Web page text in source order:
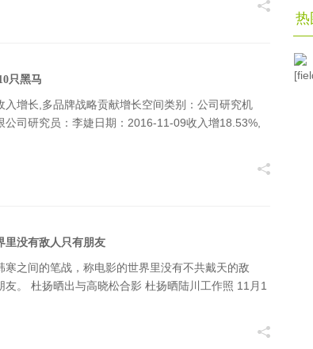
只黑马
入增长,多品牌战略贡献增长空间类别：公司研究机
公司研究员：李婕日期：2016-11-09收入增18.53%,
里没有敌人只有朋友
寒之间的笔战，称电影的世界里没有不共戴天的敌
友。 杜扬晒出与高晓松合影 杜扬晒陆川工作照 11月1
热